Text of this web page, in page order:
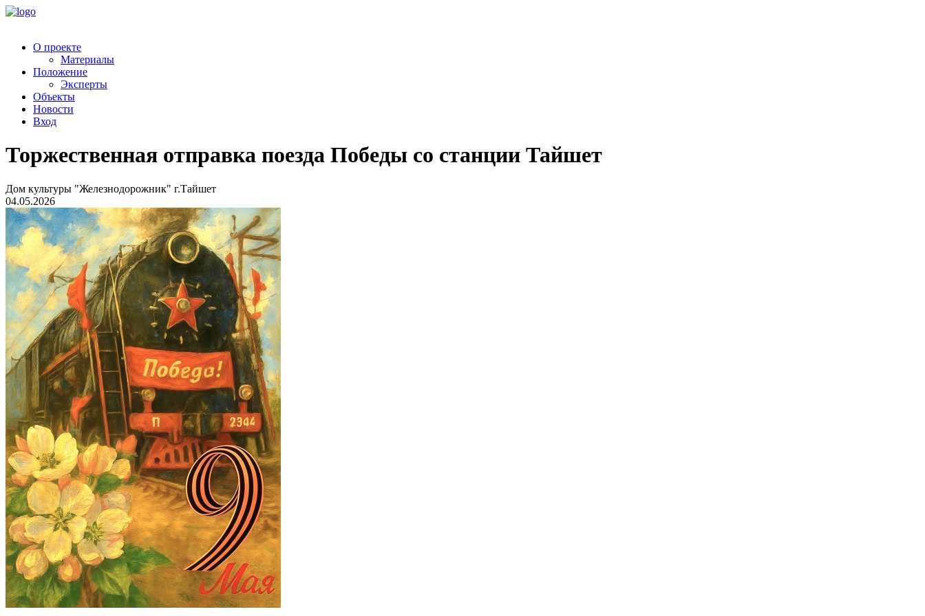
О проекте
Материалы
Положение
Эксперты
Объекты
Новости
Вход
Торжественная отправка поезда Победы со станции Тайшет
Дом культуры "Железнодорожник" г.Тайшет
04.05.2026